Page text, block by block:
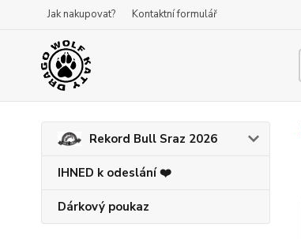
Jak nakupovat? Kontaktní formulář
Rekord Bull Sraz 2026
IHNED k odeslání ❤️
Dárkový poukaz